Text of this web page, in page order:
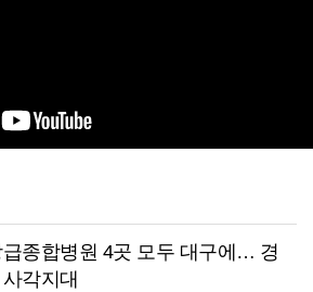
종합병원 4곳 모두 대구에… 경
각지대